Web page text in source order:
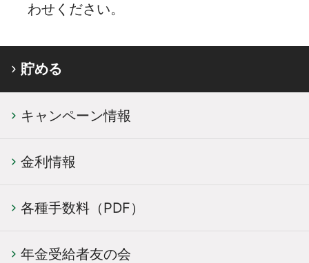
わせください。
貯める
キャンペーン情報
金利情報
各種手数料（PDF）
年金受給者友の会